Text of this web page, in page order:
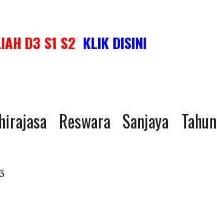
D3 S1 S2 KLIK DISINI
Reswara Sanjaya Tahun